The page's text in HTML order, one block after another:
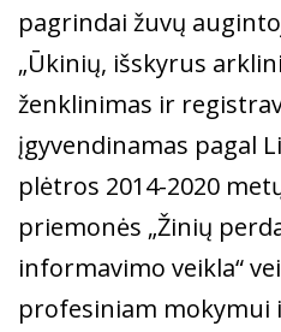
pagrindai žuvų
„Ūkinių, išskyrus
ženklinimas ir
įgyvendinamas pagal
plėtros 2014-2020
priemonės „Žinių
informavimo veikla“
profesiniam mokymui